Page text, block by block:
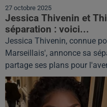
27 octobre 2025
Jessica Thivenin et
séparation : voici...
Jessica Thivenin, connue
Marseillais', annonce sa
partage ses plans pour